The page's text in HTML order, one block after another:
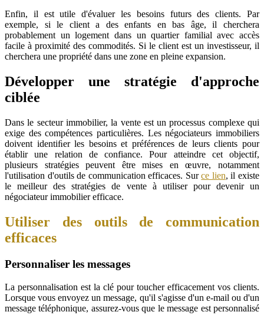
Enfin, il est utile d'évaluer les besoins futurs des clients. Par
exemple, si le client a des enfants en bas âge, il cherchera
probablement un logement dans un quartier familial avec accès
facile à proximité des commodités. Si le client est un investisseur, il
cherchera une propriété dans une zone en pleine expansion.
Développer une stratégie d'approche
ciblée
Dans le secteur immobilier, la vente est un processus complexe qui
exige des compétences particulières. Les négociateurs immobiliers
doivent identiﬁer les besoins et préférences de leurs clients pour
établir une relation de confiance. Pour atteindre cet objectif,
plusieurs stratégies peuvent être mises en œuvre, notamment
l'utilisation d'outils de communication efficaces. Surce lien, il existe
le meilleur des stratégies de vente à utiliser pour devenir un
négociateur immobilier efficace.
Utiliser des outils de communication
efficaces
Personnaliser les messages
La personnalisation est la clé pour toucher efficacement vos clients.
Lorsque vous envoyez un message, qu'il s'agisse d'un e-mail ou d'un
message téléphonique, assurez-vous que le message est personnalisé